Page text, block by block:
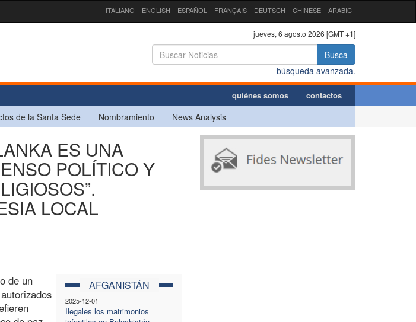
ITALIANO ENGLISH ESPAÑOL FRANÇAIS DEUTSCH CHINESE ARABIC
jueves, 6 agosto 2026 [GMT +1]
Busca
búsqueda avanzada.
quiénes somos contactos
de la Santa Sede Nombramiento News Analysis
ES UNA
POLÍTICO Y
LOCAL
AFGANISTÁN
2025-12-01
Ilegales los matrimonios
de un